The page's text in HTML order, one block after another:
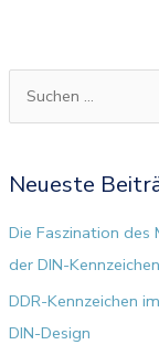
h
e
n
n
a
Neueste
Die Faszination
der DIN-
DDR-Kennzeichen
DIN-Design